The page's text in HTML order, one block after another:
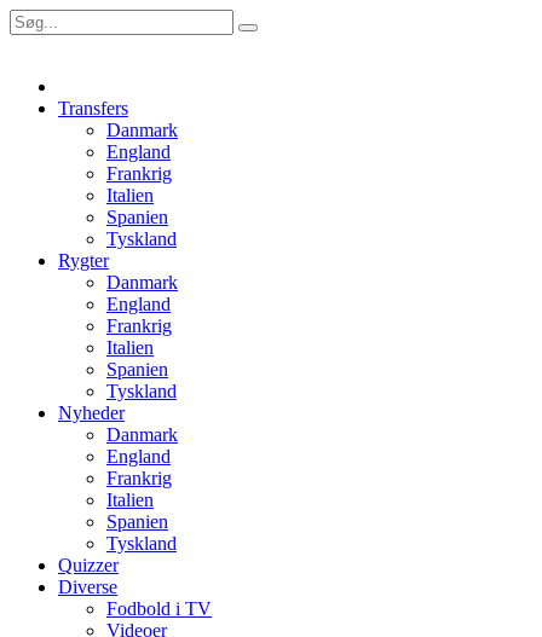
Transfers
Danmark
England
Frankrig
Italien
Spanien
Tyskland
Rygter
Danmark
England
Frankrig
Italien
Spanien
Tyskland
Nyheder
Danmark
England
Frankrig
Italien
Spanien
Tyskland
Quizzer
Diverse
Fodbold i TV
Videoer